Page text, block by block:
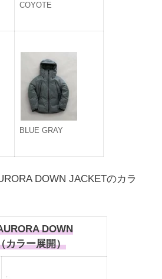
COYOTE
BLUE GRAY
DOWN JACKETのカラ
DOWN
カラー展開）